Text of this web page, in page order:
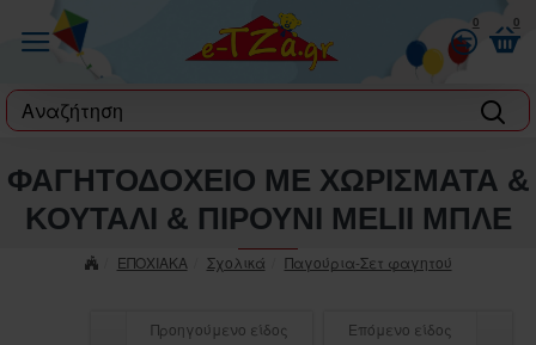
0 0
label
ΕΠΟΧΙΑΚΑ Σχολικά Παγούρια-Σετ φαγητού
ΦΑΓΗΤΟΔΟΧΕΙΟ ΜΕ ΧΩΡΙΣΜΑΤΑ &
ΚΟΥΤΑΛΙ & ΠΙΡΟΥΝΙ MELII ΜΠΛΕ
Προηγούμενο είδος Επόμενο είδος